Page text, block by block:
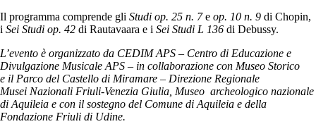
Il programma comprende gli Studi op. 25 n. 7e op. 10 n. 9 di Chopin,
i Sei Studi op. 42 di Rautavaara e i Sei Studi L 136 di Debussy.
L’evento è organizzato da CEDIM APS – Centro di Educazione e
Divulgazione Musicale APS – in collaborazione con Museo Storico
e il Parco del Castello di Miramare – Direzione Regionale
Musei Nazionali Friuli-Venezia Giulia, Museo archeologico nazionale
di Aquileia e con il sostegno del Comune di Aquileia e della
Fondazione Friuli di Udine.